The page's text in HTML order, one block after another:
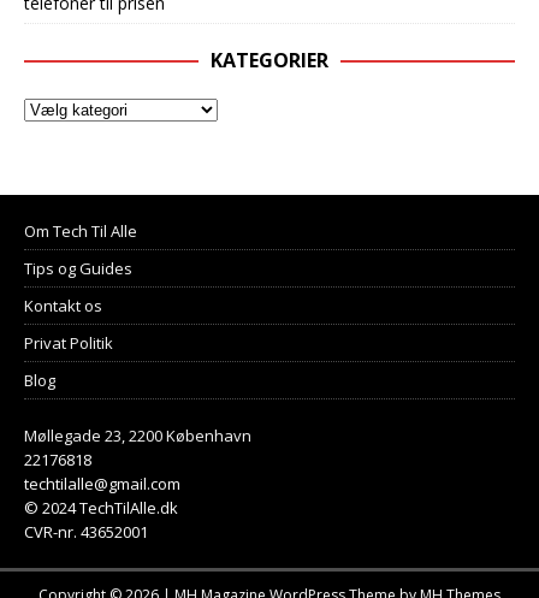
KATEGORIER
Om Tech Til Alle
Tips og Guides
Kontakt os
Privat Politik
Blog
Møllegade 23, 2200 København
22176818
techtilalle@gmail.com
© 2024 TechTilAlle.dk
CVR-nr. 43652001